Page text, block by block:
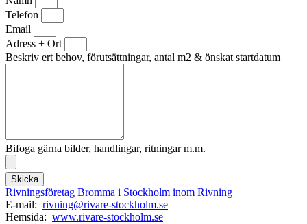
Telefon
Email
Adress + Ort
Beskriv ert behov, förutsättningar, antal m2 & önskat startdatum
Bifoga gärna bilder, handlingar, ritningar m.m.
Skicka
Rivningsföretag Bromma i Stockholm inom Rivning
E-mail: rivning@rivare-stockholm.se
Hemsida: www.rivare-stockholm.se